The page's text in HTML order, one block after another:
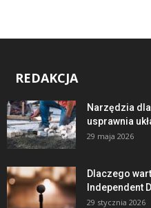
REDAKCJA
Narzędzia
usprawnia
29 maja 2026
Dlaczego
Independent
29 stycznia 2026